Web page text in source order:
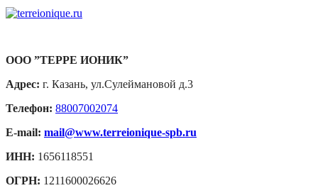
ООО ”ТЕРРЕ ИОНИК”
Адрес: г. Казань, ул.Сулеймановой д.3
Телефон: 88007002074
E-mail: mail@www.terreionique-spb.ru
ИНН: 1656118551
ОГРН: 1211600026626